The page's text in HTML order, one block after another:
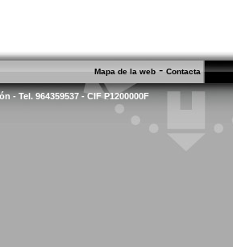
Mapa de la web - Contacta
- Tel. 964359537 - CIF P1200000F